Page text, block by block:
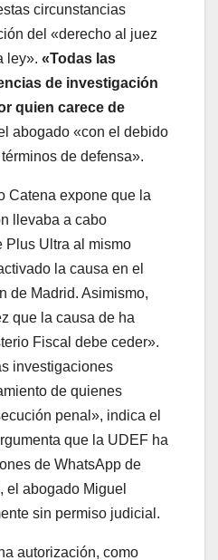
circunstancias
del «derecho al juez
ley». «Todas las
de investigación
quien carece de
abogado «con el debido
de defensa».
Catena expone que la
llevaba a cabo
Plus Ultra al mismo
la causa en el
de Madrid. Asimismo,
que la causa de ha
Fiscal debe ceder».
investigaciones
de quienes
penal», indica el
que la UDEF ha
de WhatsApp de
el abogado Miguel
sin permiso judicial.
autorización, como